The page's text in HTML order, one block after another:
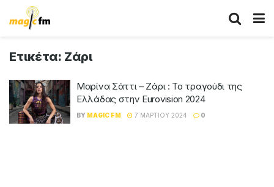
Ετικέτα: Ζάρι
Μαρίνα Σάττι – Ζάρι : Το τραγούδι της
Ελλάδας στην Eurovision 2024
BY MAGIC FM 7 ΜΑΡΤΊΟΥ 2024 0